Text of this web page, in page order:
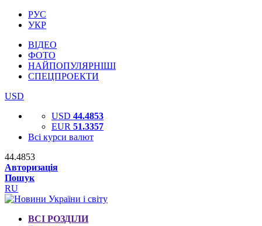
РУС
УКР
ВІДЕО
ФОТО
НАЙПОПУЛЯРНІШІ
СПЕЦПРОЕКТИ
USD
USD 44.4853
EUR 51.3357
Всі курси валют
44.4853
Авторизація
Пошук
RU
ВСІ РОЗДІЛИ